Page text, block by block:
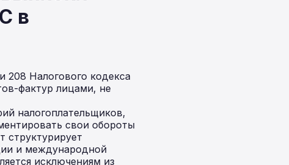
в
208 Налогового кодекса
фактур лицами, не
налогоплательщиков,
свои обороты
структурирует
и международной
исключениям из